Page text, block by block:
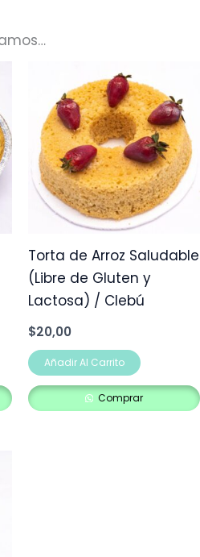
Torta de Arroz Saludable
(Libre de Gluten y
Lactosa) / Clebú
$20,00
Añadir Al Carrito
Comprar